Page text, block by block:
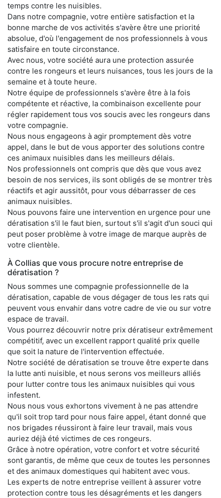
temps contre les nuisibles.
Dans notre compagnie, votre entière satisfaction et la
bonne marche de vos activités s'avère être une priorité
absolue, d'où l'engagement de nos professionnels à vous
satisfaire en toute circonstance.
Avec nous, votre société aura une protection assurée
contre les rongeurs et leurs nuisances, tous les jours de la
semaine et à toute heure.
Notre équipe de professionnels s'avère être à la fois
compétente et réactive, la combinaison excellente pour
régler rapidement tous vos soucis avec les rongeurs dans
votre compagnie.
Nous nous engageons à agir promptement dès votre
appel, dans le but de vous apporter des solutions contre
ces animaux nuisibles dans les meilleurs délais.
Nos professionnels ont compris que dès que vous avez
besoin de nos services, ils sont obligés de se montrer très
réactifs et agir aussitôt, pour vous débarrasser de ces
animaux nuisibles.
Nous pouvons faire une intervention en urgence pour une
dératisation s'il le faut bien, surtout s'il s'agit d'un souci qui
peut poser problème à votre image de marque auprès de
votre clientèle.
À Collias que vous procure notre entreprise de
dératisation ?
Nous sommes une compagnie professionnelle de la
dératisation, capable de vous dégager de tous les rats qui
peuvent vous envahir dans votre cadre de vie ou sur votre
espace de travail.
Vous pourrez découvrir notre prix dératiseur extrêmement
compétitif, avec un excellent rapport qualité prix quelle
que soit la nature de l'intervention effectuée.
Notre société de dératisation se trouve être experte dans
la lutte anti nuisible, et nous serons vos meilleurs alliés
pour lutter contre tous les animaux nuisibles qui vous
infestent.
Nous nous vous exhortons vivement à ne pas attendre
qu'il soit trop tard pour nous faire appel, étant donné que
nos brigades réussiront à faire leur travail, mais vous
auriez déjà été victimes de ces rongeurs.
Grâce à notre opération, votre confort et votre sécurité
sont garantis, de même que ceux de toutes les personnes
et des animaux domestiques qui habitent avec vous.
Les experts de notre entreprise veillent à assurer votre
protection contre tous les désagréments et les dangers